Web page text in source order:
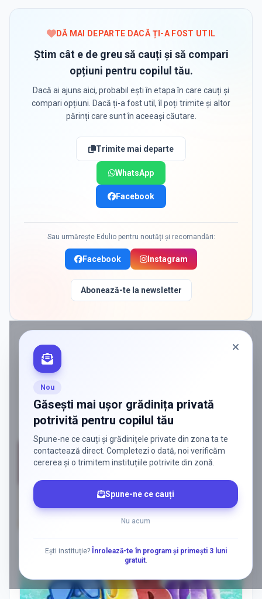
DĂ MAI DEPARTE DACĂ ȚI-A FOST UTIL
Știm cât e de greu să cauți și să compari
opțiuni pentru copilul tău.
Dacă ai ajuns aici, probabil ești în etapa în care cauți și
compari opțiuni. Dacă ți-a fost util, îl poți trimite și altor
părinți care sunt în aceeași căutare.
Trimite mai departe
WhatsApp
Facebook
Sau urmărește Edulio pentru noutăți și recomandări:
Facebook Instagram
Abonează-te la newsletter
Nou
Găsești mai ușor grădinița privată
potrivită pentru copilul tău
Spune-ne ce cauți și grădinițele private din zona ta te
contactează direct. Completezi o dată, noi verificăm
cererea și o trimitem instituțiile potrivite din zonă.
Spune-ne ce cauți
Nu acum
Ești instituție?
Înrolează-te în program și primești 3 luni
gratuit.